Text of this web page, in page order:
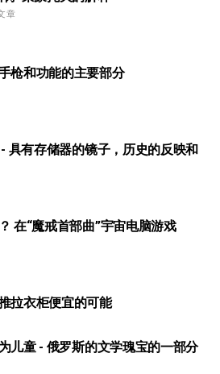
章
枪和功能的主要部分
具有存储器的镜子，历史的反映和
在“魔戒首部曲”宇宙电脑游戏
拉衣柜便宜的可能
儿童 - 俄罗斯的文学瑰宝的一部分